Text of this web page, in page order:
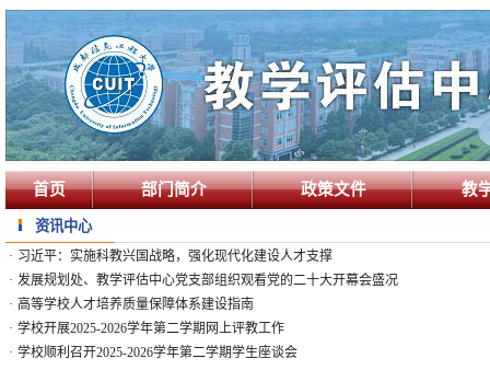
首页 部门简介 政策文件 教
资讯中心
· 习近平：实施科教兴国战略，强化现代化建设人才支撑
· 发展规划处、教学评估中心党支部组织观看党的二十大开幕会盛况
· 高等学校人才培养质量保障体系建设指南
· 学校开展2025-2026学年第二学期网上评教工作
· 学校顺利召开2025-2026学年第二学期学生座谈会